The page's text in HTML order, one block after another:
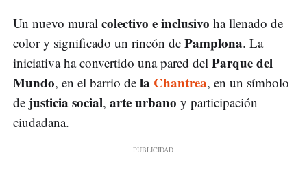
Un nuevo mural colectivo e inclusivo ha llenado de
color y significado un rincón de Pamplona. La
iniciativa ha convertido una pared del Parque del
Mundo, en el barrio de la Chantrea, en un símbolo
de justicia social, arte urbano y participación
ciudadana.